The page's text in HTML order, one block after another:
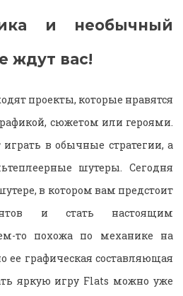
и необычный
ждут вас!
проекты, которые нравятся
сюжетом или героями.
в обычные стратегии, а
шутеры. Сегодня
в котором вам предстоит
и стать настоящим
то похожа по механике на
ее графическая составляющая
яркую игру Flats можно уже